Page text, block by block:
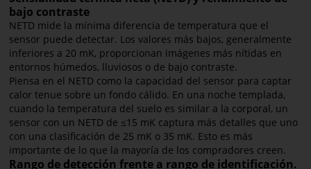
bajo contraste
NETD mide la mínima diferencia de temperatura que el
sensor puede detectar. Los valores más bajos, generalmente
inferiores a 20 mK, proporcionan imágenes más nítidas en
entornos húmedos, lluviosos o de bajo contraste.
Piensa en el NETD como la capacidad del sensor para captar
calor tenue sobre un fondo cálido. En una noche templada,
cuando la temperatura del suelo es similar a la corporal, un
sensor con un NETD de ≤15 mK captura más detalles que uno
con una clasificación de 25 mK o 35 mK. Esto es más
importante de lo que la mayoría de los compradores creen.
Rango de detección frente a rango de identificación.